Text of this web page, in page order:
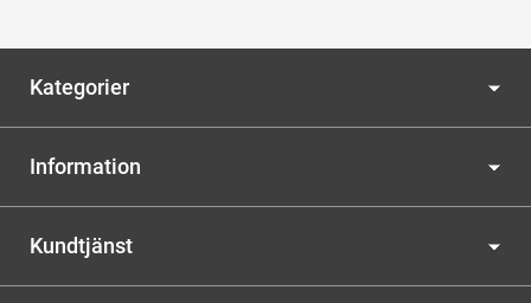
Kategorier
Information
Kundtjänst